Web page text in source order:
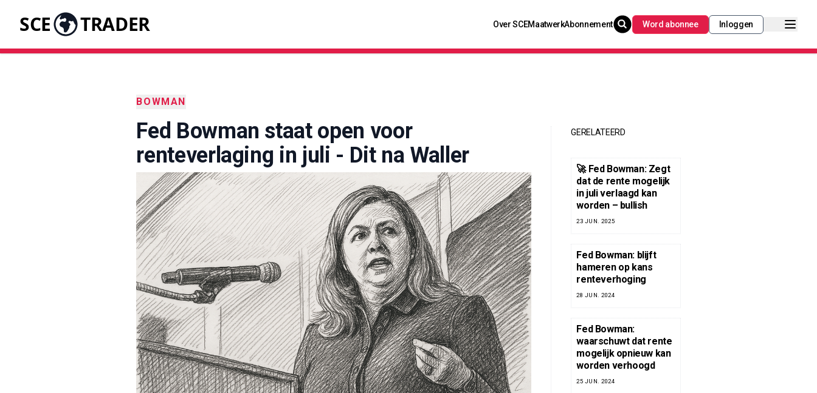
SCE TRADER Over SCEMaatwerkAbonnement Word abonnee Inloggen
BOWMAN
Fed Bowman staat open voor
renteverlaging in juli - Dit na Waller
GERELATEERD
🚀 Fed Bowman: Zegt
dat de rente mogelijk
in juli verlaagd kan
worden – bullish
23 JUN. 2025
Fed Bowman: blijft
hameren op kans
renteverhoging
28 JUN. 2024
Fed Bowman:
waarschuwt dat rente
mogelijk opnieuw kan
worden verhoogd
25 JUN. 2024